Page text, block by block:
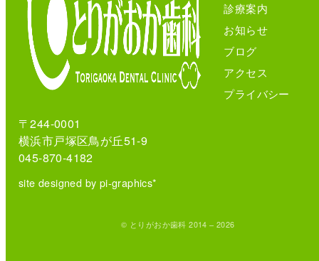
〒244-0001
横浜市戸塚区鳥が丘51-9
045-870-4182
site designed by pi-graphics*
診療案内
お知らせ
ブログ
アクセス
プライバシー
© とりがおか歯科 2014 – 2026